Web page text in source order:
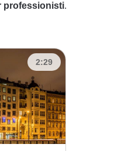
professionisti.
2:29